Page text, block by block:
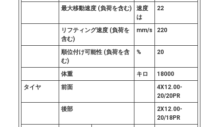
最大移動速度 (負荷を含む)
速度
は
22
リフティング速度 (負荷を
含む)
mm/s 220
順位付け可能性 (負荷を含
む)
% 20
体重 キロ
18000
タイヤ
前面
4X12.00-
20/20PR
後部
2X12.00-
20/18PR